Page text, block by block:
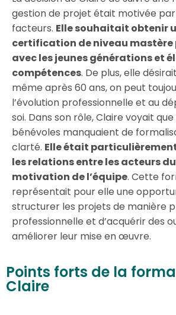
gestion de projet était motivée par
facteurs. Elle souhaitait obtenir
certification de niveau mastère
avec les jeunes générations et
compétences. De plus, elle
même après 60 ans, on peut
l’évolution professionnelle et au
soi. Dans son rôle, Claire voyait
bénévoles manquaient de
clarté. Elle était
les relations entre les acteurs
motivation de l’équipe. Cette
représentait pour elle une
structurer les projets de manière
professionnelle et d’acquérir des
améliorer leur mise en œuvre.
Points forts de la
Claire